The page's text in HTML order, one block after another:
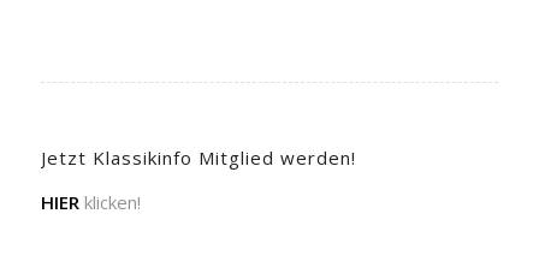
Jetzt Klassikinfo Mitglied werden!
HIER klicken!